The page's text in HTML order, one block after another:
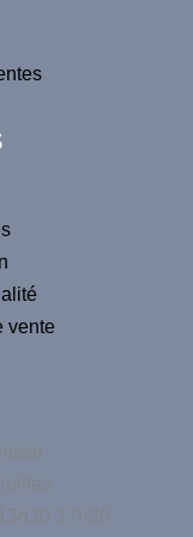
vente
17h30